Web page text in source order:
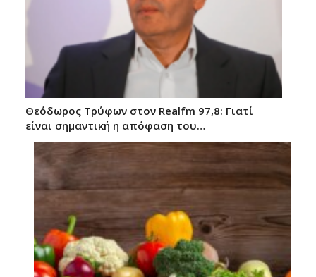
Θεόδωρος Τρύφων στον Realfm 97,8: Γιατί
είναι σημαντική η απόφαση του…